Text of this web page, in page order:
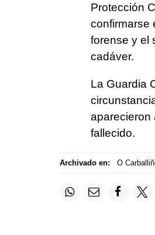
Protección
confirmarse
forense y el
cadáver.
La Guardia
aparecieron
fallecido.
Archivado en: O